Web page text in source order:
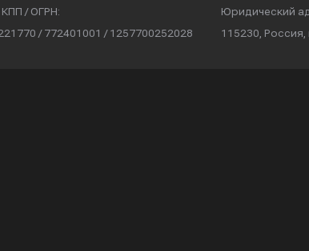
/ ОГРН:
/ 772401001 / 1257700252028
Юридический
115230, Россия,